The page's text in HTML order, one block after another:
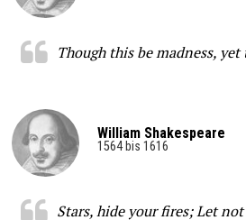
Though this be madness,
William Shakespeare
1564 bis 1616
Stars, hide your fires; Let